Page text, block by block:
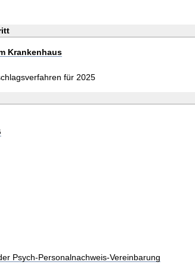
Krankenhaus
für 2025
Psych-Personalnachweis-Vereinbarung